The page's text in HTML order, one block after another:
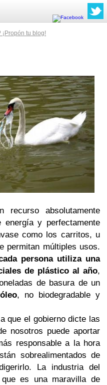
tu blog!
absolutamente
energía y perfectamente
como los carritos, u
permitan múltiples usos.
persona utiliza una
de plástico al año,
de basura de un
, no biodegradable y
que el gobierno dicte las
nosotros puede aportar
responsable a la hora
sobrealimentados de
La industria del
es una maravilla de